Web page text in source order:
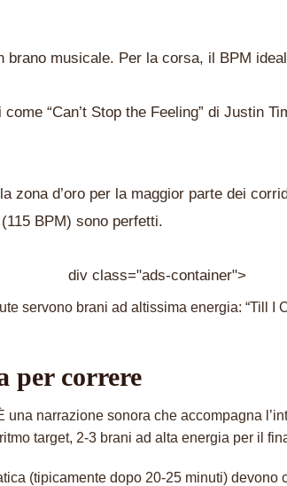
musicale. Per la corsa, il BPM
“Can’t Stop the Feeling” di Justin
zona d’oro per la maggior parte dei
BPM) sono perfetti.
div class="ads-container">
servono brani ad altissima energia: “Till I
per correre
narrazione sonora che accompagna
target, 2-3 brani ad alta energia per il
(tipicamente dopo 20-25 minuti)